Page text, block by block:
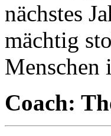
nächstes
mächtig
Menschen
Coach: